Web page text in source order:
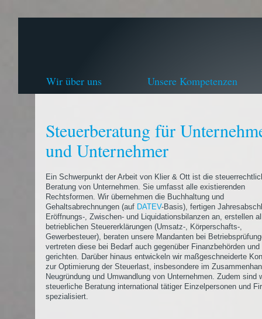
Wir über uns Unsere Kompetenzen
Steuerberatung für
und Unternehmer
Ein Schwerpunkt der Arbeit von Klier & Ott ist die
Beratung von Unternehmen. Sie umfasst alle existierenden
Rechtsformen. Wir übernehmen die Buchhaltung und
Gehaltsabrechnungen (auf DATEV-Basis), fertigen
Eröffnungs-, Zwischen- und Liquidationsbilanzen an, erstellen
betrieblichen Steuererklärungen (Umsatz-, Körperschafts-,
Gewerbesteuer), beraten unsere Mandanten bei
vertreten diese bei Bedarf auch gegenüber Finanzbehörden und
gerichten. Darüber hinaus entwickeln wir maßgeschneiderte
zur Optimierung der Steuerlast, insbesondere im
Neugründung und Umwandlung von Unternehmen. Zudem sind
steuerliche Beratung international tätiger Einzelpersonen und
spezialisiert.